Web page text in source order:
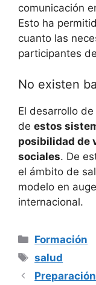
comunicación
Esto ha
cuanto las
participantes
No existen
El desarrollo
de estos
posibilidad de
sociales. De
el ámbito de
modelo en
internacional.
Categorías
Formación
Etiquetas
salud